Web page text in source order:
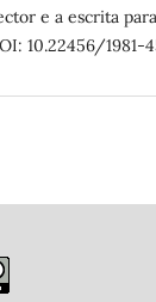
e a escrita
10.22456/1981-